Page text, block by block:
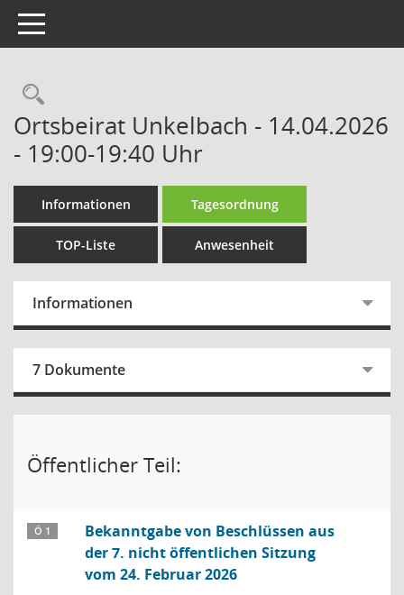
Toggle navigation
Rechercheauswahl
Ortsbeirat Unkelbach - 14.04.2026
- 19:00-19:40 Uhr
Informationen Tagesordnung
TOP-Liste Anwesenheit
Informationen
7 Dokumente
Öffentlicher Teil:
Ö 1
Bekanntgabe von Beschlüssen aus
der 7. nicht öffentlichen Sitzung
vom 24. Februar 2026